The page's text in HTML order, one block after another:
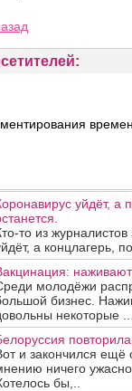
уйдёт, а
то из
а концлагерь,
молодёжи
бизнес.
некоторые ..
и закончился
ничего
бы,..